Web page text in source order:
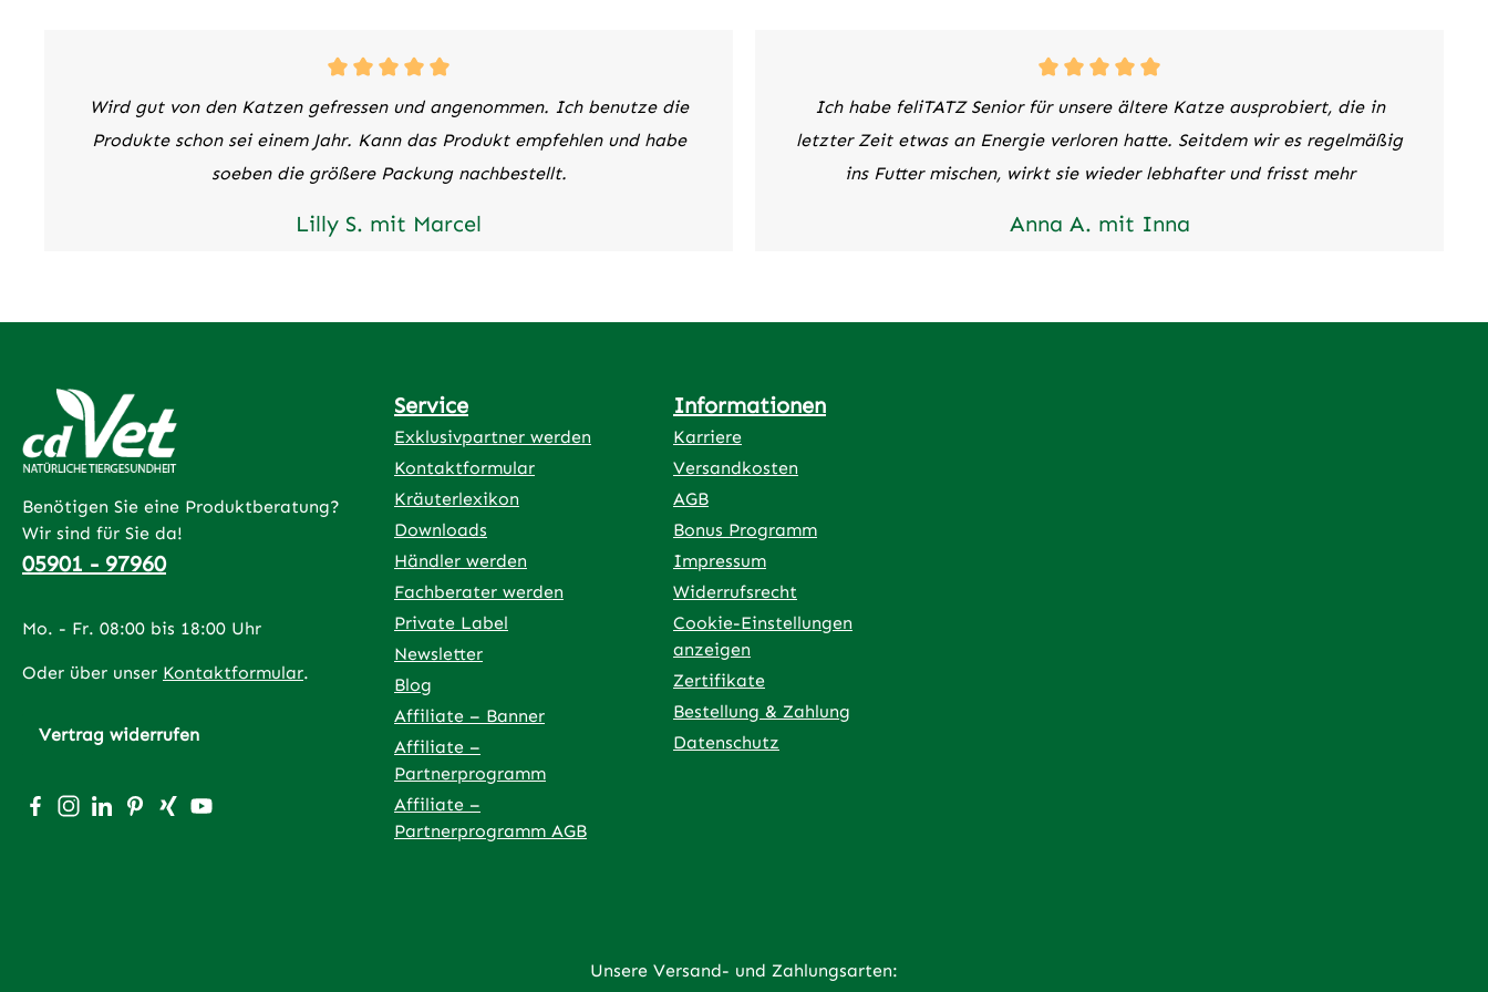
oder Operationen, nach
Agilität und bei älteren Tieren
auszugleichen.Expertentipp: Zur
Mikronährstoffversorgung ist
zusätzlich die Fütterung von
feliTATZ MineralKraft
Bierhefe, Mariendistelkraut,
Löwenzahnkraut, Ingwer,
LöwenzahnwurzelZusatzstoffe/kg:
Ernährungsphysiologische
Zusatzstoffe: L-Lysin-
Monohydrochlorid 102 g, L-
Methionin (3c305) 55 gAnalytische
Bestandteile: Rohprotein 31,2%,
Rohfett 15,4%, Rohfaser 11,5%,
Rohasche
5,4%Fütterungsempfehlung: 1
Messerspitze täglich dem Futter
beifügen
Wird gut von den Katzen gefressen und angenommen. Ich benutze die
Produkte schon sei einem Jahr. Kann das Produkt empfehlen und habe
soeben die größere Packung nachbestellt.
Lilly S. mit Marcel
Ich habe feliTATZ Senior für unsere ältere Katze ausprobiert, die in
letzter Zeit etwas an Energie verloren hatte. Seitdem wir es regelmäßig
ins Futter mischen, wirkt sie wieder lebhafter und frisst mehr
Anna A. mit Inna
Benötigen Sie eine Produktberatung?
Wir sind für Sie da!
05901 - 97960
Mo. - Fr. 08:00 bis 18:00 Uhr
Oder über unser Kontaktformular.
Vertrag widerrufen
Besuche uns auf Facebook – öffnet in neuem Tab (externer Link)
Schau auf Instagram vorbei – öffnet in neuem Tab (externer Link)
Vernetze dich mit uns auf LinkedIn – öffnet in neuem Tab (externer Link)
Lass dich auf Pinterest inspirieren – öffnet in neuem Tab (externer Link)
Vernetze dich mit uns auf Xing – öffnet in neuem Tab (externer Link)
Sieh dir unsere Videos auf YouTube an – öffnet in neuem Tab (externer Link)
Service
Exklusivpartner werden
Kontaktformular
Kräuterlexikon
Downloads
Händler werden
Fachberater werden
Private Label
Newsletter
Blog
Affiliate – Banner
Affiliate –
Partnerprogramm
Affiliate –
Partnerprogramm AGB
Informationen
Karriere
Versandkosten
AGB
Bonus Programm
Impressum
Widerrufsrecht
Cookie-Einstellungen
anzeigen
Zertifikate
Bestellung & Zahlung
Datenschutz
Unsere Versand- und Zahlungsarten: